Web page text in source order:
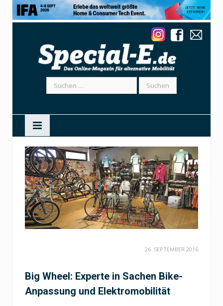
Suchen
nach:
26. SEPTEMBER 2016
Big Wheel: Experte in Sachen Bike-
Anpassung und Elektromobilität